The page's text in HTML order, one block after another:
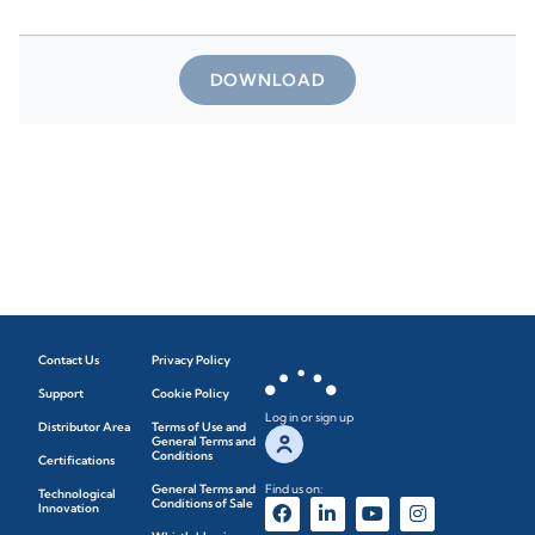
DOWNLOAD
Contact Us
Support
Distributor Area
Certifications
Technological
Innovation
Privacy Policy
Cookie Policy
Terms of Use and
General Terms and
Conditions
General Terms and
Conditions of Sale
Log in or sign up
Find us on: